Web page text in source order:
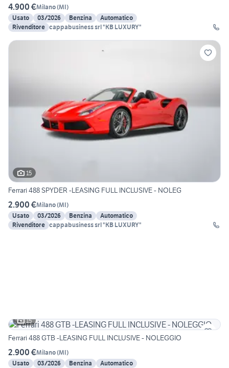
4.900 €Milano(MI)
Usato
03/2026 Benzina
Automatico
Rivenditore
cappabusiness srl "KB LUXURY"
15
Ferrari 488 SPYDER -LEASING FULL INCLUSIVE - NOLEG
2.900 €Milano(MI)
Usato
03/2026 Benzina
Automatico
Rivenditore
cappabusiness srl "KB LUXURY"
15
Ferrari 488 GTB -LEASING FULL INCLUSIVE - NOLEGGIO
2.900 €Milano(MI)
Usato
03/2026 Benzina
Automatico